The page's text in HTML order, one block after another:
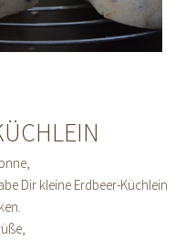
Dir kleine Erdbeer-Küchlein